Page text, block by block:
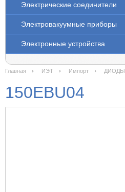
Электрические соединители
Электровакуумные приборы
Электронные устройства
Главная ИЭТ Импорт ДИОДЫ
150EBU04